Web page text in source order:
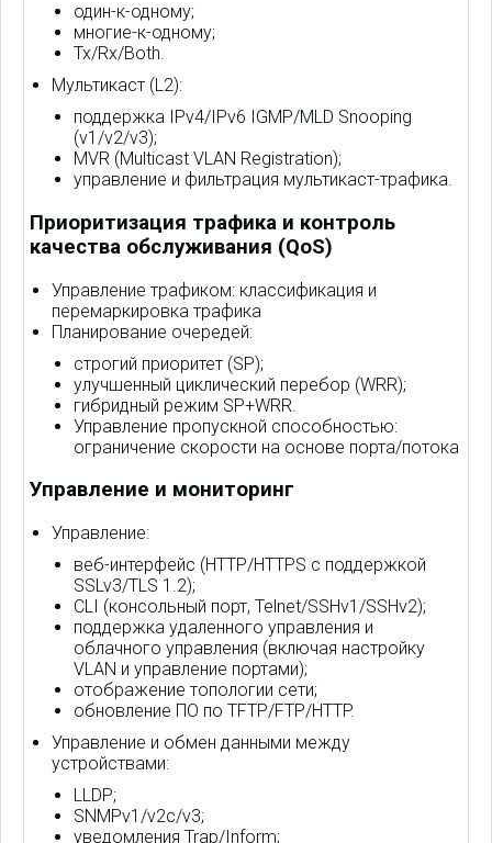
один-к-одному;
многие-к-одному;
Tx/Rx/Both.
Мультикаст (L2):
поддержка IPv4/IPv6 IGMP/MLD Snooping
(v1/v2/v3);
MVR (Multicast VLAN Registration);
управление и фильтрация мультикаст-трафика.
Приоритизация трафика и контроль
качества обслуживания (QoS)
Управление трафиком: классификация и
перемаркировка трафика
Планирование очередей:
строгий приоритет (SP);
улучшенный циклический перебор (WRR);
гибридный режим SP+WRR.
Управление пропускной способностью:
ограничение скорости на основе порта/потока
Управление и мониторинг
Управление:
веб-интерфейс (HTTP/HTTPS с поддержкой
SSLv3/TLS 1.2);
CLI (консольный порт, Telnet/SSHv1/SSHv2);
поддержка удаленного управления и
облачного управления (включая настройку
VLAN и управление портами);
отображение топологии сети;
обновление ПО по TFTP/FTP/HTTP.
Управление и обмен данными между
устройствами:
LLDP;
SNMPv1/v2c/v3;
уведомления Trap/Inform;